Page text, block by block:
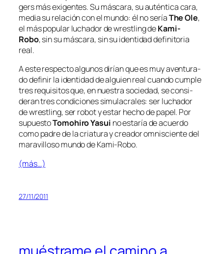
gersmás exi­gen­tes. Su más­ca­ra, suau­tén­ti­caca­ra,
me­dia su re­la­ción con el mun­do: él no se­ríaThe Ole,
el más po­pu­lar lu­cha­dor dewrestlingdeKami-
Robo, sin su más­ca­ra, sin su iden­ti­dad de­fi­ni­to­ria
real.
A es­te res­pec­to al­gu­nos di­rían que es muy aven­tu­ra­
do de­fi­nir la iden­ti­dad de al­guien real cuan­do cum­ple
tres re­qui­si­tos que, en nues­tra so­cie­dad, se con­si­
de­ran tres con­di­cio­nes si­mu­la­cra­les: ser lu­cha­dor
dewrestling, ser ro­bot y es­tar he­cho de pa­pel. Por
su­pues­toTomohiro Yasui no es­ta­ría de acuer­do
co­mo pa­dre de la cria­tu­ra y crea­dor om­nis­cien­te del
ma­ra­vi­llo­so mun­do de Kami-Robo.
(más…)
27/11/2011